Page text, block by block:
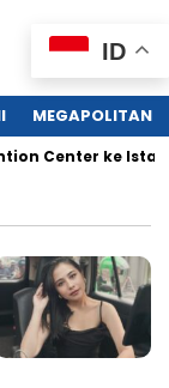
MEGAPOLITAN
Center ke
ID